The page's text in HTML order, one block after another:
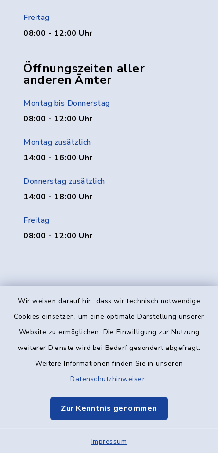
Wir weisen darauf hin, dass wir technisch notwendige
Cookies einsetzen, um eine optimale Darstellung unserer
Website zu ermöglichen. Die Einwilligung zur Nutzung
weiterer Dienste wird bei Bedarf gesondert abgefragt.
Weitere Informationen finden Sie in unseren
Datenschutzhinweisen.
Zur Kenntnis genommen
Impressum
Freitag
08:00 - 12:00 Uhr
Öffnungszeiten aller
anderen Ämter
Montag bis Donnerstag
08:00 - 12:00 Uhr
Montag zusätzlich
14:00 - 16:00 Uhr
Donnerstag zusätzlich
14:00 - 18:00 Uhr
Freitag
08:00 - 12:00 Uhr
Kontakt
Datenschutz
Elektronische Kommunikation
Sitemap